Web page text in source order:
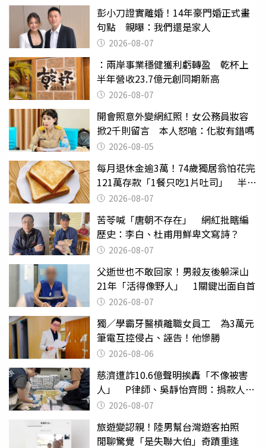
彭小刀證實離婚！14年豪門婚正式畫
句點 親曝：我們還是家人
2026-08-07
：兩岸事業穩健獲利虧轉盈 乾杯上
半年營收23.7億元創同期新高
2026-08-07
開會照意外變網紅照！女公務員妝容
掀2千則留言 本人怒嗆：化妝有錯嗎
2026-08-05
每月退休金逾3萬！74歲獨居翁怕花完
121萬存款「1餐只吃1片吐司」 半年
後暴瘦嚇壞女兒
2026-08-07
苦苓喊「唐朝不存在」 網紅批瞎編
歷史：李白、杜甫用鮮卑文寫詩？
2026-08-07
父逝世也不敢回家！男殺友後躲深山
21年「活得像野人」 1關鍵出面自首
2026-08-07
獨／學霸牙醫槓離職女員工 為3萬元
筆電互控侵占、誣告！他慘勝
2026-08-06
慈濟遭詐10.6億聲明挨轟「不像被害
人」 P律師、吳靜怡齊問：捐款人有
權知道真相
2026-08-07
旅遊變認親！陸男幫台灣遊客拍照
閒聊驚覺「是失聯大伯」奇蹟重逢